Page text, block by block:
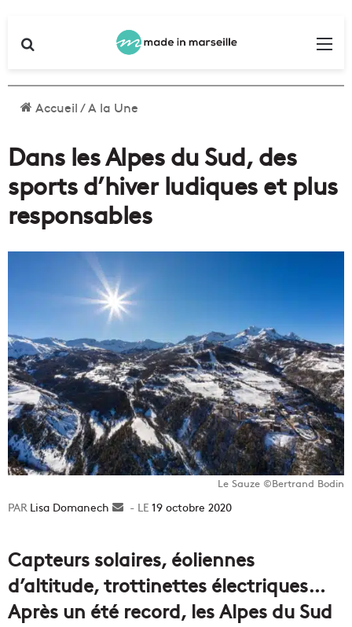
Accueil/A la Une
Dans les Alpes du Sud, des
sports d’hiver ludiques et plus
responsables
Le Sauze ©Bertrand Bodin
Lisa Domanech
Envoyer19 octobre 2020
Capteurs solaires, éoliennes
d’altitude, trottinettes électriques…
Après un été record, les Alpes du Sud